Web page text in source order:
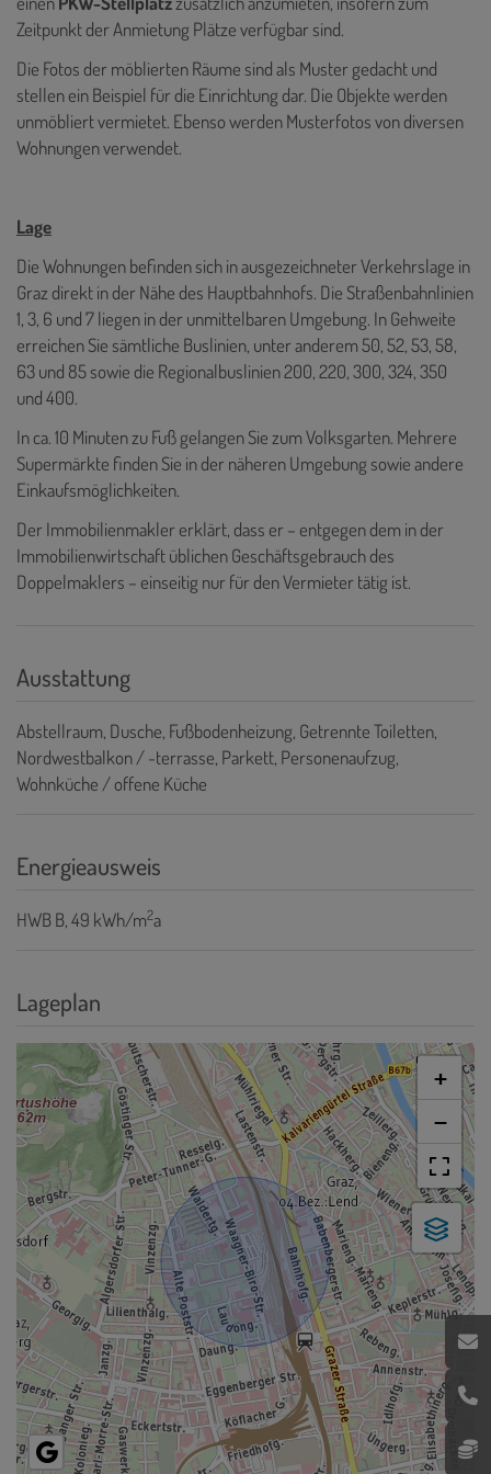
Zeitpunkt der Anmietung Plätze verfügbar sind.
Die Fotos der möblierten Räume sind als Muster gedacht und
stellen ein Beispiel für die Einrichtung dar. Die Objekte werden
unmöbliert vermietet. Ebenso werden Musterfotos von diversen
Wohnungen verwendet.
Lage
Die Wohnungen befinden sich in ausgezeichneter Verkehrslage in
Graz direkt in der Nähe des Hauptbahnhofs. Die Straßenbahnlinien
1, 3, 6 und 7 liegen in der unmittelbaren Umgebung. In Gehweite
erreichen Sie sämtliche Buslinien, unter anderem 50, 52, 53, 58,
63 und 85 sowie die Regionalbuslinien 200, 220, 300, 324, 350
und 400.
In ca. 10 Minuten zu Fuß gelangen Sie zum Volksgarten. Mehrere
Supermärkte finden Sie in der näheren Umgebung sowie andere
Einkaufsmöglichkeiten.
Der Immobilienmakler erklärt, dass er – entgegen dem in der
Immobilienwirtschaft üblichen Geschäftsgebrauch des
Doppelmaklers – einseitig nur für den Vermieter tätig ist.
Ausstattung
Abstellraum Dusche Fußbodenheizung Getrennte Toiletten
Nordwestbalkon / -terrasse Parkett Personenaufzug
Wohnküche / offene Küche
Energieausweis
HWBB, 49 kWh/m2a
Lageplan
+
−